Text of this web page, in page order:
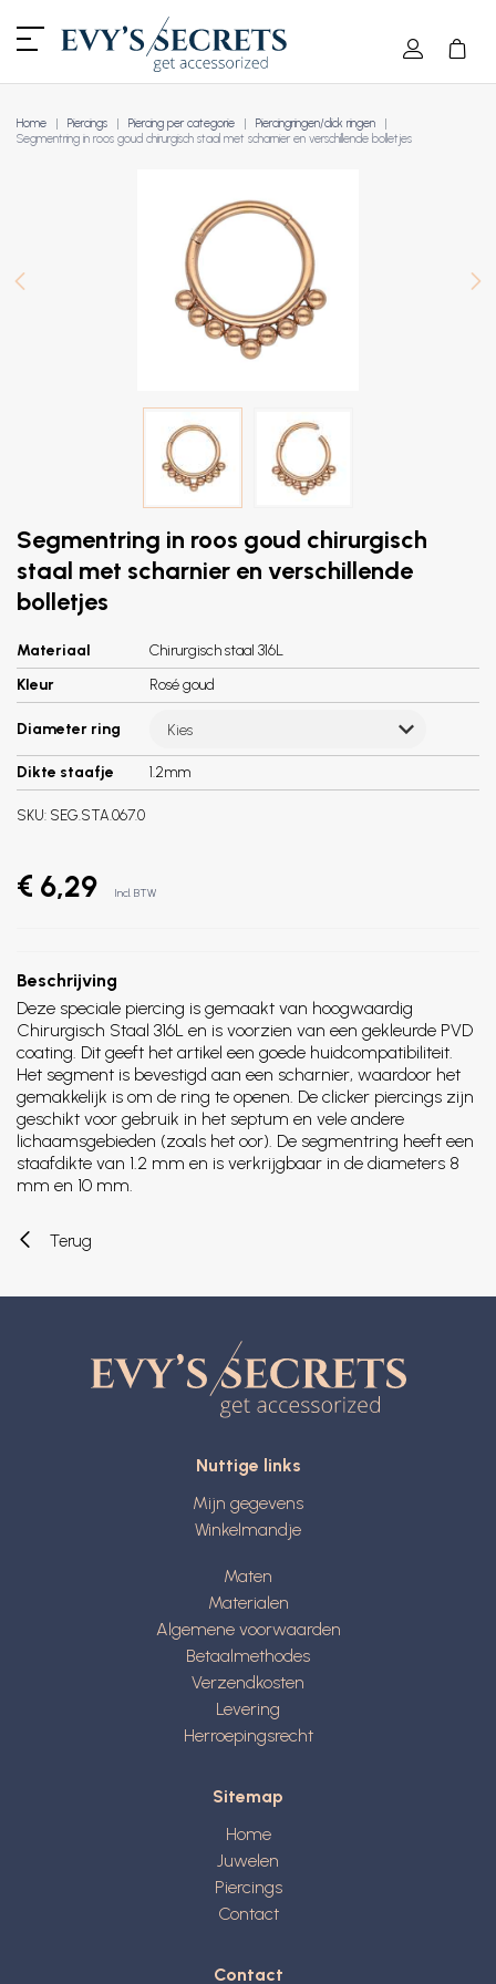
Home Piercings Piercing per categorie
Piercingringen/click ringen
Segmentring in roos goud chirurgisch staal met scharnier en verschillende bolletjes
Segmentring in roos goud chirurgisch
staal met scharnier en verschillende
bolletjes
Materiaal
Chirurgisch staal 316L
Kleur
Rosé goud
Diameter ring Kies
Dikte staafje 1.2mm
SKU: SEG.STA.067.0
€ 6,29 Incl. BTW
Beschrijving
Deze speciale piercing is gemaakt van hoogwaardig
Chirurgisch Staal 316L en is voorzien van een gekleurde PVD
coating. Dit geeft het artikel een goede huidcompatibiliteit.
Het segment is bevestigd aan een scharnier, waardoor het
gemakkelijk is om de ring te openen. De clicker piercings zijn
geschikt voor gebruik in het septum en vele andere
lichaamsgebieden (zoals het oor). De segmentring heeft een
staafdikte van 1.2 mm en is verkrijgbaar in de diameters 8
mm en 10 mm.
Terug
Nuttige links
Mijn gegevens
Winkelmandje
Maten
Materialen
Algemene voorwaarden
Betaalmethodes
Verzendkosten
Levering
Herroepingsrecht
Sitemap
Home
Juwelen
Piercings
Contact
Contact